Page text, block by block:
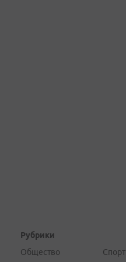
Рубрики
Общество
Спорт